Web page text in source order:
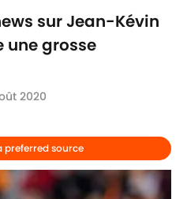
sur Jean-Kévin
une grosse
2020
preferred source